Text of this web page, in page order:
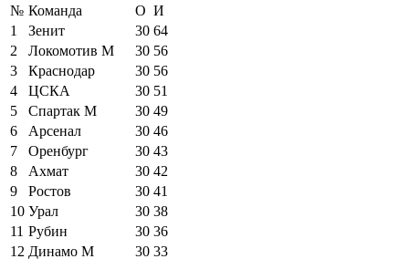
№ Команда О И
1
Зенит 30 64
2
Локомотив М 30 56
3
Краснодар 30 56
4
ЦСКА 30 51
5
Спартак М 30 49
6
Арсенал 30 46
7
Оренбург 30 43
8
Ахмат 30 42
9
Ростов 30 41
10 Урал 30 38
11 Рубин 30 36
12 Динамо М 30 33